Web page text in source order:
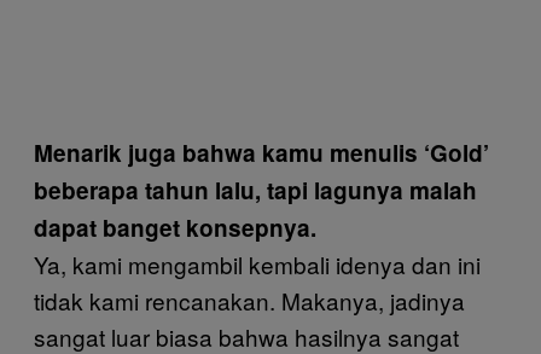
Menarik juga bahwa kamu menulis ‘Gold’
beberapa tahun lalu, tapi lagunya malah
dapat banget konsepnya.
Ya, kami mengambil kembali idenya dan ini
tidak kami rencanakan. Makanya, jadinya
sangat luar biasa bahwa hasilnya sangat